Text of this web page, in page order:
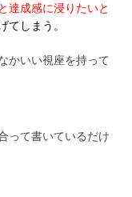
達成感に浸りたいと
てしまう。
かいい視座を持って
って書いているだけ